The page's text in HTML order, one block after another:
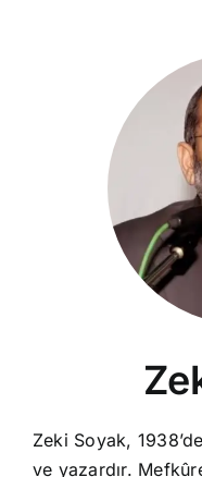
Zeki Soyak,
ve yazardır.